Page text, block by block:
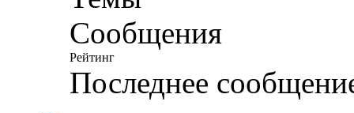
Сообщения
Рейтинг
Последнее